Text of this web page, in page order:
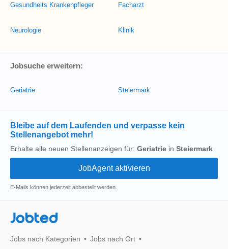
Gesundheits Krankenpfleger
Neurologie
Facharzt
Klinik
Jobsuche erweitern:
Geriatrie Steiermark
Bleibe auf dem Laufenden und verpasse kein
Stellenangebot mehr!
Erhalte alle neuen Stellenanzeigen für: Geriatrie in Steiermark
E-Mails können jederzeit abbestellt werden.
Jobted
Jobs nach Kategorien Jobs nach Ort